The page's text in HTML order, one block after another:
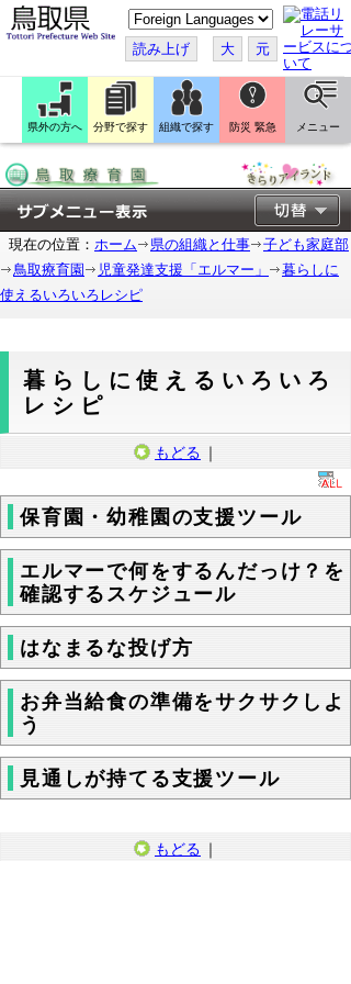
こ
の
ペ
ー
ジ
翻
訳
す
読み上げ 大 元
県外の方へ 分野で探す 組織で探す 防災 緊急 メニュー
現在の位置： ホーム 県の組織と仕事
子ども家庭部
鳥取療育園
児童発達支援「エルマー」
暮らしに
使えるいろいろレシピ
暮らしに使えるいろいろ
レシピ
もどる ｜
保育園・幼稚園の支援ツール
エルマーで何をするんだっけ？を
確認するスケジュール
はなまるな投げ方
お弁当給食の準備をサクサクしよ
う
見通しが持てる支援ツール
もどる ｜